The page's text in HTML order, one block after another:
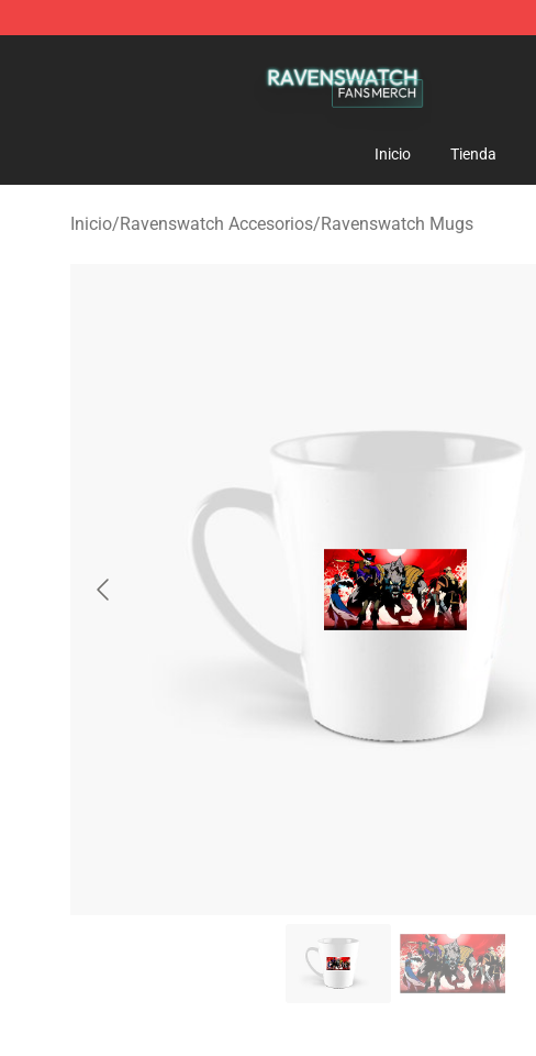
Inicio Tienda
Inicio/Ravenswatch Accesorios/Ravenswatch Mugs